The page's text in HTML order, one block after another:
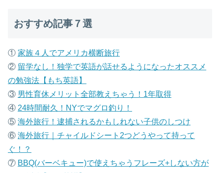
おすすめ記事７選
① 家族４人でアメリカ横断旅行
② 留学なし！独学で英語が話せるようになったオススメ
の勉強法【もち英語】
③ 男性育休メリット全部教えちゃう！1年取得
④ 24時間耐久！NYでマグロ釣り！
⑤ 海外旅行！逮捕されるかもしれない子供のしつけ
⑥ 海外旅行｜チャイルドシート2つどうやって持って
ぐ！？
⑦ BBQ(バーベキュー)で使えちゃうフレーズ+しない方が